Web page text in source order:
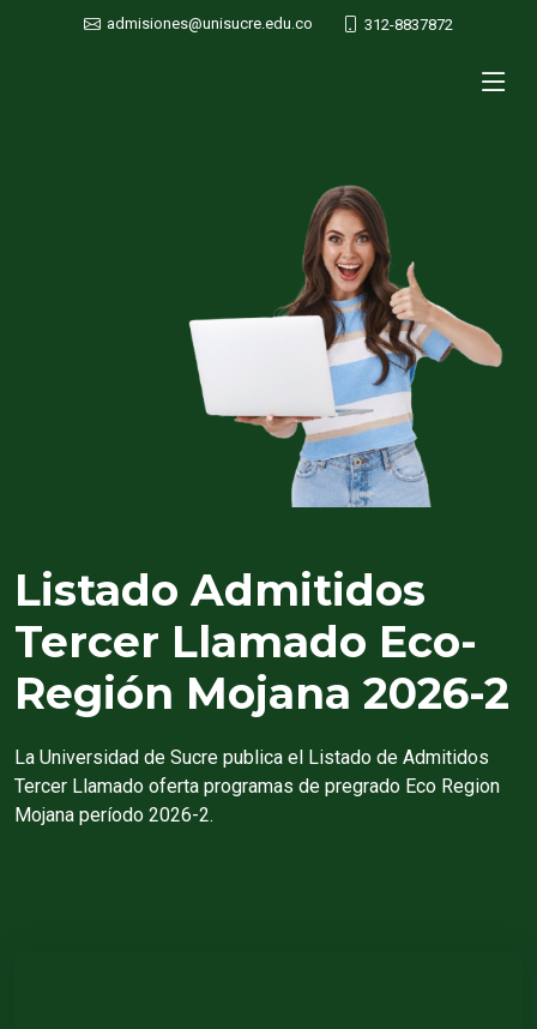
admisiones@unisucre.edu.co 312-8837872
Listado Admitidos
Tercer Llamado Eco-
Región Mojana 2026-2
La Universidad de Sucre publica el Listado de Admitidos
Tercer Llamado oferta programas de pregrado Eco Region
Mojana período 2026-2.